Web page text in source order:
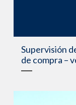
Supervisión
de compra –